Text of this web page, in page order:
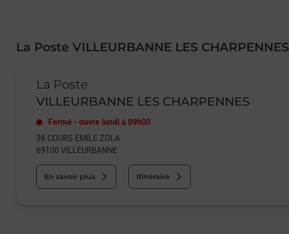
La Poste VILLEURBANNE LES CHARPENNES
La Poste
VILLEURBANNE LES CHARPENNES
Fermé - ouvre lundi à 09h00
38 COURS EMILE ZOLA
69100 VILLEURBANNE
En savoir plus Itinéraire